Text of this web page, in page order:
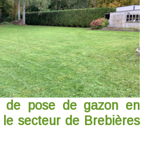
de pose de gazon en
secteur de Brebières